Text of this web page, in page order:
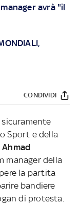
avrà "il
CONDIVIDI
Sport e della
Ahmad
manager della
la partita
bandiere
di protesta.